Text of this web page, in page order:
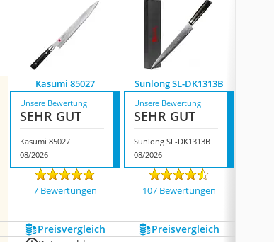
Kasumi 85027 Sunlong SL-DK1313B
Unsere Bewertung
SEHR GUT
Kasumi 85027
08/2026
Unsere Bewertung
SEHR GUT
Sunlong SL-DK1313B
08/2026
7 Bewertungen 107 Bewertungen
Preis­vergleich Preis­vergleich